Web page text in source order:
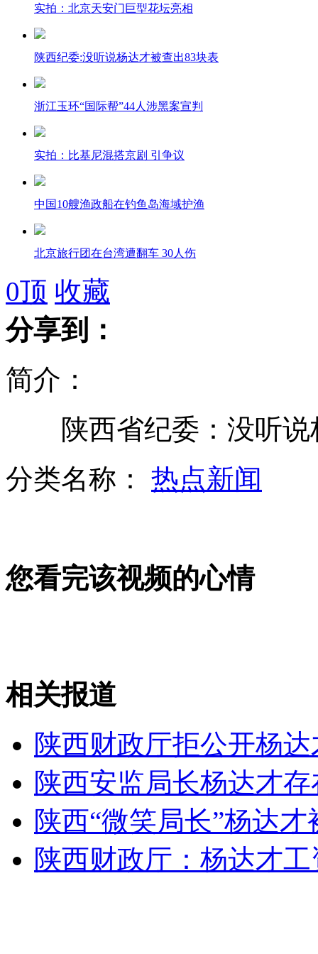
实拍：北京天安门巨型花坛亮相
陕西纪委:没听说杨达才被查出83块表
浙江玉环“国际帮”44人涉黑案宣判
实拍：比基尼混搭京剧 引争议
中国10艘渔政船在钓鱼岛海域护渔
北京旅行团在台湾遭翻车 30人伤
中国首艘航母平台再次举行升旗仪式
海口单身老人租不到房自制"房车"
外交部：有关国家言论片面不公正
0顶 收藏
分享到：
简介：
陕西省纪委：没听说
分类名称： 热点新闻
您看完该视频的心情
相关报道
陕西财政厅拒公开杨
陕西安监局长杨达才
陕西“微笑局长”杨达才
陕西财政厅：杨达才